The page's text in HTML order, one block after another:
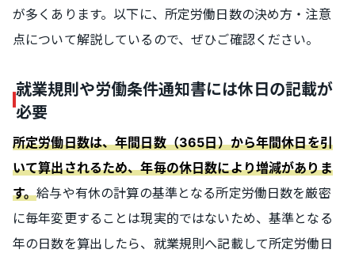
が多くあります。以下に、所定労働日数の決め方・注意
点について解説しているので、ぜひご確認ください。
就業規則や労働条件通知書には休日の記載が
必要
所定労働日数は、年間日数（365日）から年間休日を引
いて算出されるため、年毎の休日数により増減がありま
す。給与や有休の計算の基準となる所定労働日数を厳密
に毎年変更することは現実的ではないため、基準となる
年の日数を算出したら、就業規則へ記載して所定労働日